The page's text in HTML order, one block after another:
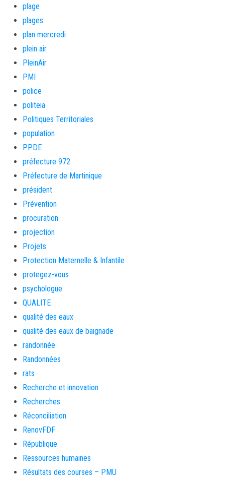
plage
plages
plan mercredi
plein air
PleinAir
PMI
police
politeia
Politiques Territoriales
population
PPDE
préfecture 972
Préfecture de Martinique
président
Prévention
procuration
projection
Projets
Protection Maternelle & Infantile
protegez-vous
psychologue
QUALITE
qualité des eaux
qualité des eaux de baignade
randonnée
Randonnées
rats
Recherche et innovation
Recherches
Réconciliation
RenovFDF
République
Ressources humaines
Résultats des courses – PMU